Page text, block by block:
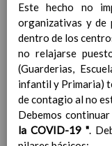
Proyecto
Marco
escolar
LÃ­neas
Este hecho no
organizativas y de
dentro de los
no relajarse
(Guarderias,
infantil y Primaria)
de contagio al no
Debemos
la COVID-19 ".